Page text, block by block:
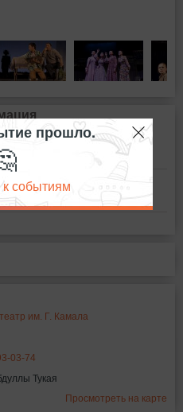
им. Г. Камала
03-74
Тукая
Просмотреть на карте
прошло.
событиям